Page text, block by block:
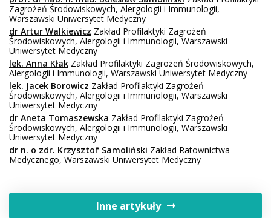
Zagrożeń Środowiskowych, Alergologii i Immunologii,
Warszawski Uniwersytet Medyczny
dr Artur Walkiewicz Zakład Profilaktyki Zagrożeń
Środowiskowych, Alergologii i Immunologii, Warszawski
Uniwersytet Medyczny
lek. Anna Kłak Zakład Profilaktyki Zagrożeń Środowiskowych,
Alergologii i Immunologii, Warszawski Uniwersytet Medyczny
lek. Jacek Borowicz Zakład Profilaktyki Zagrożeń
Środowiskowych, Alergologii i Immunologii, Warszawski
Uniwersytet Medyczny
dr Aneta Tomaszewska Zakład Profilaktyki Zagrożeń
Środowiskowych, Alergologii i Immunologii, Warszawski
Uniwersytet Medyczny
dr n. o zdr. Krzysztof Samoliński Zakład Ratownictwa
Medycznego, Warszawski Uniwersytet Medyczny
Inne artykuły